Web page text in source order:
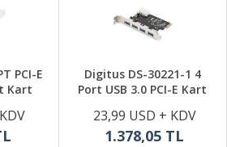
PCI-E
Kart
Digitus DS-30221-1 4
Port USB 3.0 PCI-E Kart
23,99 USD + KDV
1.378,05 TL